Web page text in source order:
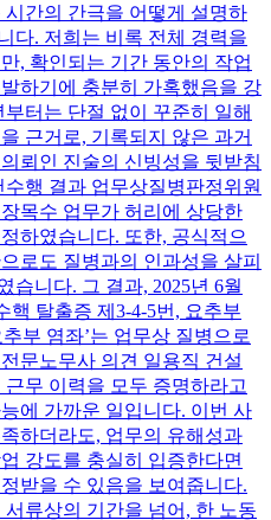
간의 간극을 어떻게 설명하
다. 저희는 비록 전체 경력을
, 확인되는 기간 동안의 작업
하기에 충분히 가혹했음을 강
터는 단절 없이 꾸준히 일해
근거로, 기록되지 않은 과거
뢰인 진술의 신빙성을 뒷받침
행 결과 업무상질병판정위원
목수 업무가 허리에 상당한
하였습니다. 또한, 공식적으
로도 질병과의 인과성을 살피
습니다. 그 결과, 2025년 6월
핵 탈출증 제3-4-5번, 요추부
부 염좌’는 업무상 질병으로
문노무사 의견 일용직 건설
무 이력을 모두 증명하라고
에 가까운 일입니다. 이번 사
하더라도, 업무의 유해성과
강도를 충실히 입증한다면
받을 수 있음을 보여줍니다.
류상의 기간을 넘어, 한 노동